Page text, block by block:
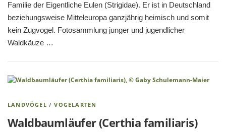
Familie der Eigentliche Eulen (Strigidae). Er ist in Deutschland
beziehungsweise Mitteleuropa ganzjährig heimisch und somit
kein Zugvogel. Fotosammlung junger und jugendlicher
Waldkäuze …
LANDVÖGEL /VOGELARTEN
Waldbaumläufer (Certhia familiaris)